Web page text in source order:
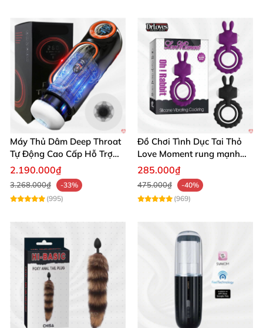
Máy Thủ Dâm Deep Throat
Tự Động Cao Cấp Hỗ Trợ
Gắn Tường
2.190.000₫
3.268.000₫
-33%
(995)
Đồ Chơi Tình Dục Tai Thỏ
Love Moment rung mạnh
mẽ êm ái
285.000₫
475.000₫
-40%
(969)